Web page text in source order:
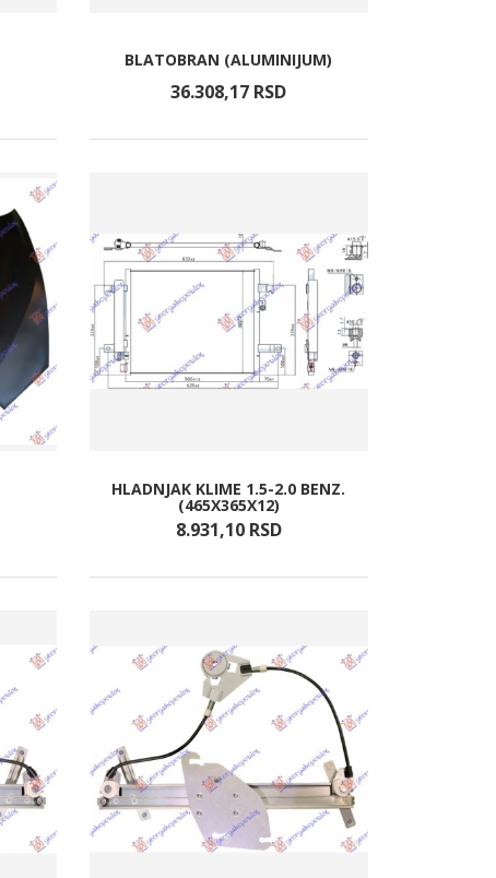
BLATOBRAN (ALUMINIJUM)
36.308,17 RSD
HLADNJAK KLIME 1.5-2.0 BENZ.
(465X365X12)
8.931,10 RSD